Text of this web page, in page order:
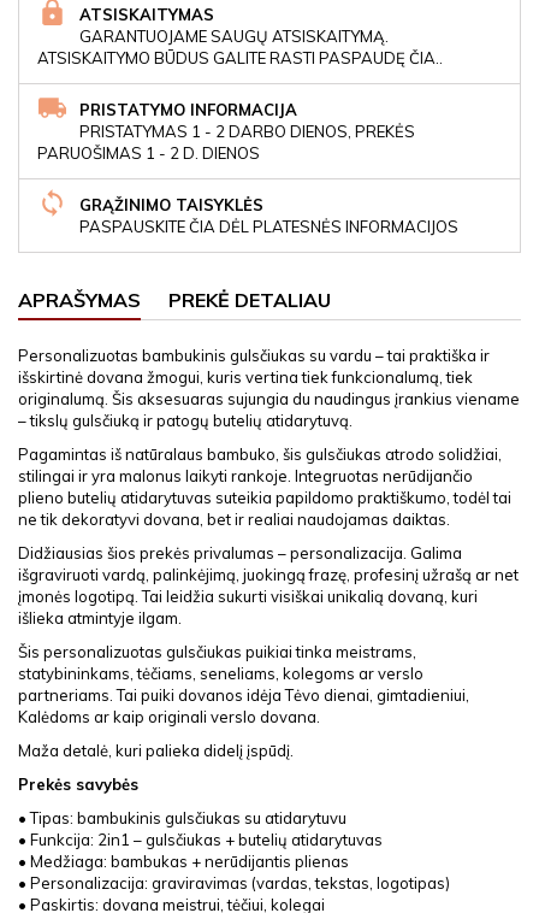
ATSISKAITYMAS
GARANTUOJAME SAUGŲ ATSISKAITYMĄ.
ATSISKAITYMO BŪDUS GALITE RASTI PASPAUDĘ ČIA..
PRISTATYMO INFORMACIJA
PRISTATYMAS 1 - 2 DARBO DIENOS, PREKĖS
PARUOŠIMAS 1 - 2 D. DIENOS
GRĄŽINIMO TAISYKLĖS
PASPAUSKITE ČIA DĖL PLATESNĖS INFORMACIJOS
APRAŠYMAS PREKĖ DETALIAU
Personalizuotas bambukinis gulsčiukas su vardu – tai praktiška ir
išskirtinė dovana žmogui, kuris vertina tiek funkcionalumą, tiek
originalumą. Šis aksesuaras sujungia du naudingus įrankius viename
– tikslų gulsčiuką ir patogų butelių atidarytuvą.
Pagamintas iš natūralaus bambuko, šis gulsčiukas atrodo solidžiai,
stilingai ir yra malonus laikyti rankoje. Integruotas nerūdijančio
plieno butelių atidarytuvas suteikia papildomo praktiškumo, todėl tai
ne tik dekoratyvi dovana, bet ir realiai naudojamas daiktas.
Didžiausias šios prekės privalumas – personalizacija. Galima
išgraviruoti vardą, palinkėjimą, juokingą frazę, profesinį užrašą ar net
įmonės logotipą. Tai leidžia sukurti visiškai unikalią dovaną, kuri
išlieka atmintyje ilgam.
Šis personalizuotas gulsčiukas puikiai tinka meistrams,
statybininkams, tėčiams, seneliams, kolegoms ar verslo
partneriams. Tai puiki dovanos idėja Tėvo dienai, gimtadieniui,
Kalėdoms ar kaip originali verslo dovana.
Maža detalė, kuri palieka didelį įspūdį.
Prekės savybės
• Tipas: bambukinis gulsčiukas su atidarytuvu
• Funkcija: 2in1 – gulsčiukas + butelių atidarytuvas
• Medžiaga: bambukas + nerūdijantis plienas
• Personalizacija: graviravimas (vardas, tekstas, logotipas)
• Paskirtis: dovana meistrui, tėčiui, kolegai